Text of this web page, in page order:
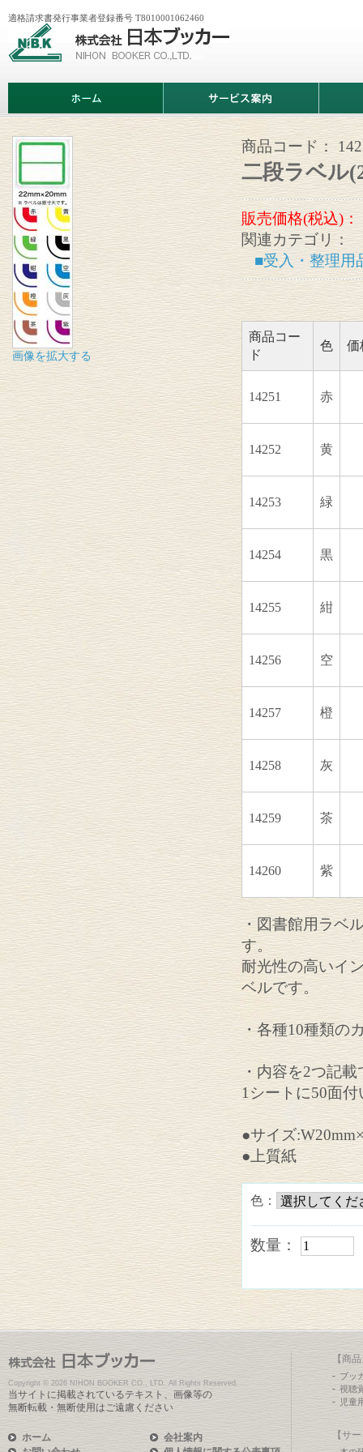
会
日
ッ
カ
ー
適格請求書発行事業者登録番号 T8010001062460
ム
ビ
情
画像を拡大する
商品コード：
二段ラベル
販売価格(税込)：
関連カテゴリ：
■受入・整理用
商品コー
ド
色 価
14251 赤
14252 黄
14253 緑
14254 黒
14255 紺
14256 空
14257 橙
14258 灰
14259 茶
14260 紫
・図書館用ラベ
す。
耐光性の高いイ
ベルです。
・各種10種類の
・内容を2つ記
1シートに50面
●サイズ
●上質紙
色：
数量：
Copyright © 2026 NIHON BOOKER CO., LTD. All Rights Reserved.
当サイトに掲載されているテキスト、画像等の
無断転載・無断使用はご遠慮ください
ホーム
会社案内
【商
ブッ
視聴
児童
【サ